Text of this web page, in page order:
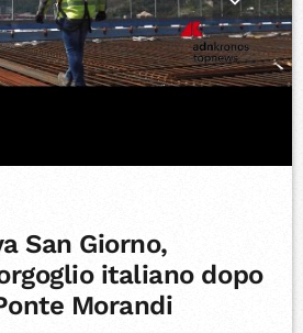
San Giorno,
italiano dopo
Morandi